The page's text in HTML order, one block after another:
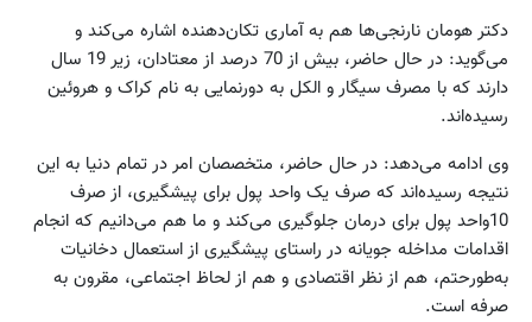
دکتر هومان نارنجی‌ها هم به آماری تکان‌دهنده اشاره می‌کند و
می‌گوید: در حال حاضر، بیش از 70 درصد از معتادان، زیر 19 سال
دارند که با مصرف سیگار و الکل به دورنمایی به نام کراک و هروئین
رسیده‌اند.
وی ادامه می‌دهد: در حال حاضر، متخصصان امر در تمام دنیا به این
نتیجه رسیده‌اند که صرف یک واحد پول برای پیشگیری، از صرف
10واحد پول برای درمان جلوگیری می‌کند و ما هم می‌دانیم که انجام
اقدامات مداخله جویانه در راستای پیشگیری از استعمال دخانیات
به‌طورحتم، هم از نظر اقتصادی و هم از لحاظ اجتماعی، مقرون به
صرفه است.